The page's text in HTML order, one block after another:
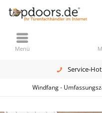
Service-
Menü
Windfang -